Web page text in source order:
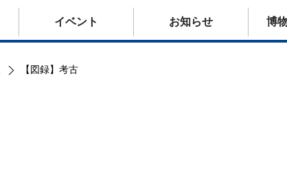
イベント お知らせ 博
【図録】考古